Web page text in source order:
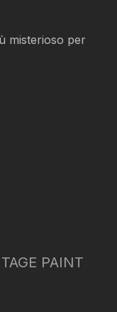
misterioso per
PAINT